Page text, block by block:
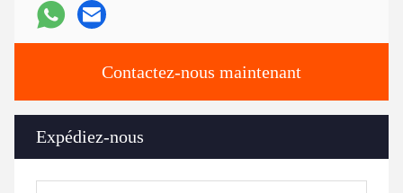
Contactez-nous maintenant
Expédiez-nous